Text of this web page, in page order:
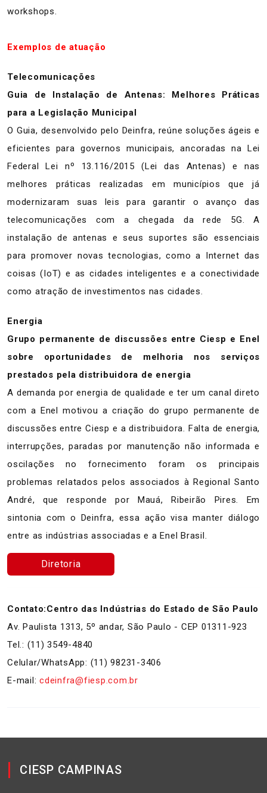
workshops.
Exemplos de atuação
Telecomunicações
Guia de Instalação de Antenas: Melhores Práticas
para a Legislação Municipal
O Guia, desenvolvido pelo Deinfra, reúne soluções ágeis e
eficientes para governos municipais, ancoradas na Lei
Federal Lei nº 13.116/2015 (Lei das Antenas) e nas
melhores práticas realizadas em municípios que já
modernizaram suas leis para garantir o avanço das
telecomunicações com a chegada da rede 5G. A
instalação de antenas e seus suportes são essenciais
para promover novas tecnologias, como a Internet das
coisas (IoT) e as cidades inteligentes e a conectividade
como atração de investimentos nas cidades.
Energia
Grupo permanente de discussões entre Ciesp e Enel
sobre oportunidades de melhoria nos serviços
prestados pela distribuidora de energia
A demanda por energia de qualidade e ter um canal direto
com a Enel motivou a criação do grupo permanente de
discussões entre Ciesp e a distribuidora. Falta de energia,
interrupções, paradas por manutenção não informada e
oscilações no fornecimento foram os principais
problemas relatados pelos associados à Regional Santo
André, que responde por Mauá, Ribeirão Pires. Em
sintonia com o Deinfra, essa ação visa manter diálogo
entre as indústrias associadas e a Enel Brasil.
Diretoria
Contato:Centro das Indústrias do Estado de São Paulo
Av. Paulista 1313, 5º andar, São Paulo - CEP 01311-923
Tel.: (11) 3549-4840
Celular/WhatsApp: (11) 98231-3406
E-mail: cdeinfra@fiesp.com.br
CIESP CAMPINAS